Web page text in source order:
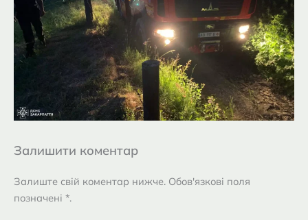
Залишити коментар
Залиште свій коментар нижче. Обов'язкові поля
позначені *.